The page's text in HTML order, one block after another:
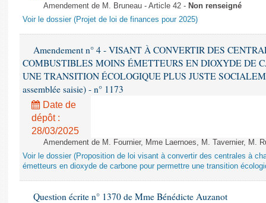
Amendement de M. Bruneau - Article 42 - Non renseigné
Voir le dossier (Projet de loi de finances pour 2025)
Amendement n° 4 - VISANT À CONVERTIR DES
COMBUSTIBLES MOINS ÉMETTEURS EN DIOXYDE DE
UNE TRANSITION ÉCOLOGIQUE PLUS JUSTE
assemblée saisie) - n° 1173
Date de
dépôt :
28/03/2025
Amendement de M. Fournier, Mme Laernoes, M. Tavernier, M.
Voir le dossier (Proposition de loi visant à convertir des centrales à
émetteurs en dioxyde de carbone pour permettre une transition
Question écrite n° 1370 de Mme Bénédicte Auzanot